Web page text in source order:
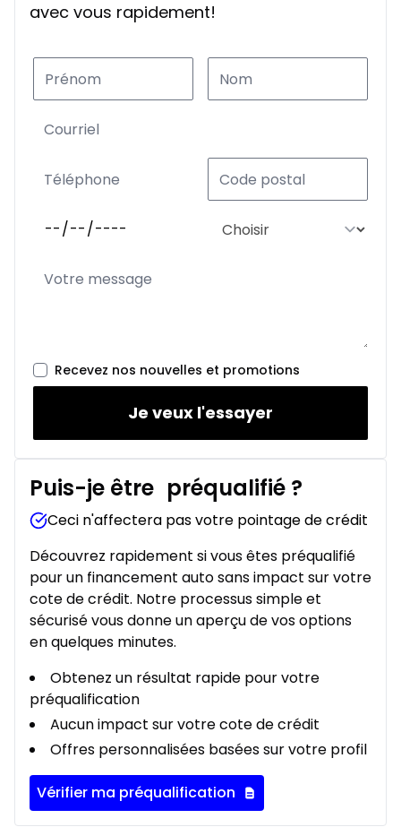
avec vous rapidement!
Recevez nos nouvelles et promotions
Je veux l'essayer
Puis-je être préqualifié ?
Ceci n'affectera pas votre pointage de crédit
Découvrez rapidement si vous êtes préqualifié
pour un financement auto sans impact sur votre
cote de crédit. Notre processus simple et
sécurisé vous donne un aperçu de vos options
en quelques minutes.
Obtenez un résultat rapide pour votre
préqualification
Aucun impact sur votre cote de crédit
Offres personnalisées basées sur votre profil
Vérifier ma préqualification